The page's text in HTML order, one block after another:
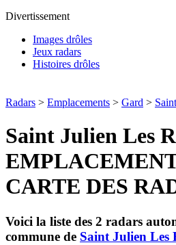
Divertissement
Images drôles
Jeux radars
Histoires drôles
Radars > Emplacements > Gard >
Saint Julien Les
CARTE DES
Voici la liste des 2 radars
commune de Saint Julien Les